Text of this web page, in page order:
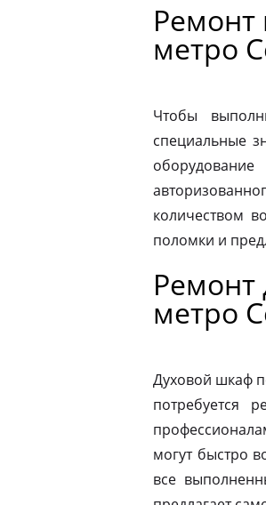
метро
Чтобы
специальные
количеством
поломки и
Ремонт
метро
Духовой шкаф
потребуется
могут быстро
все